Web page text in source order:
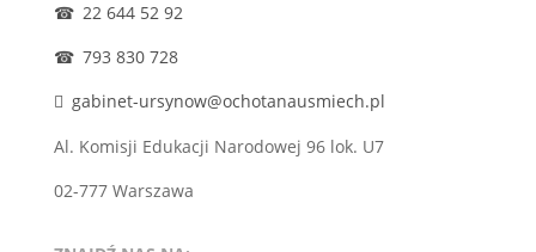
22 644 52 92
793 830 728
gabinet-ursynow@ochotanausmiech.pl
Al. Komisji Edukacji Narodowej 96 lok. U7
02-777 Warszawa